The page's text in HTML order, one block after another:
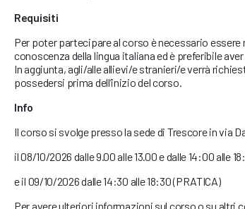
Requisiti
Per poter partecipare al corso è necessario essere
conoscenza della lingua italiana ed è preferibile
In aggiunta, agli/alle allievi/e stranieri/e verrà
possedersi prima dell’inizio del corso.
Info
Il corso si svolge presso la sede di Trescore in via
il 08/10/2026 dalle 9.00 alle 13.00 e dalle 14:00 alle
e il 09/10/2026 dalle 14:30 alle 18:30 (PRATICA)
Per avere ulteriori informazioni sul corso o su altri